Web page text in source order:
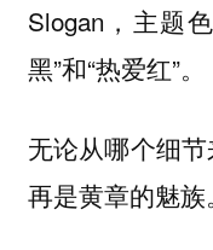
Slogan，主题
黑”和“热爱红”。
无论从哪个细
再是黄章的魅族。